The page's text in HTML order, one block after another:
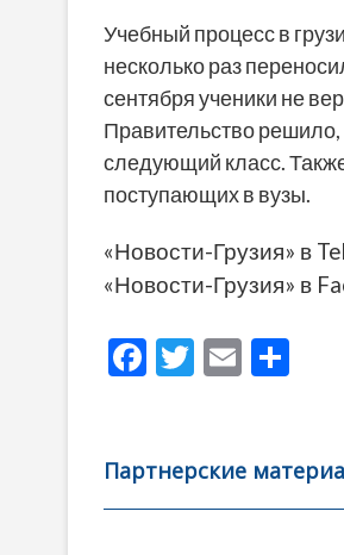
Учебный процесс в
несколько раз
сентября ученики не
Правительство решило,
следующий класс.
поступающих в вузы.
«Новости-Грузия» в
«Новости-Грузия» в
F
b
o
T
er
E
l
а
в
Партнерские